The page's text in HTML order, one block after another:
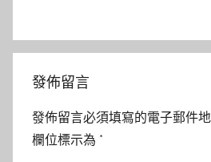
發佈留言
發佈留言必須填寫的電子郵件
欄位標示為 *